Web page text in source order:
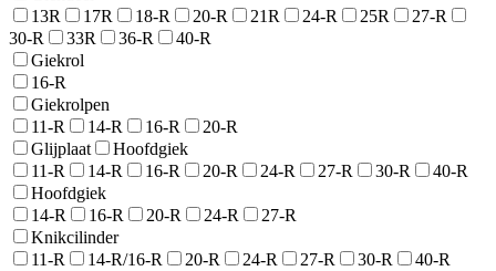
13R
17R 18-R 20-R 21R 24-R 25R
27-R
30-R
33R 36-R
40-R
Giekrol
16-R
Giekrolpen
11-R
14-R 16-R
20-R
Glijplaat
Hoofdgiek
11-R
14-R 16-R 20-R 24-R 27-R 30-R
40-R
Hoofdgiek
14-R
16-R 20-R 24-R
27-R
Knikcilinder
11-R
14-R/16-R 20-R 24-R 27-R 30-R
40-R